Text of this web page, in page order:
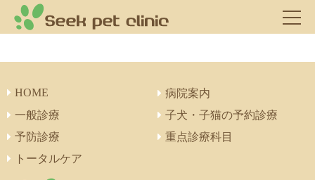
HOME
病院案内
一般診療
子犬・子猫の予約診療
予防診療
重点診療科目
トータルケア